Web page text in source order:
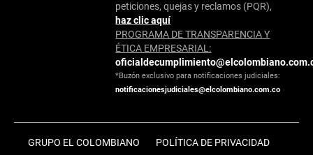
peticiones, quejas y reclamos (PQR),
haz clic aquí
PROGRAMA DE TRANSPARENCIA Y
ÉTICA EMPRESARIAL:
*Buzón exclusivo para notificaciones judiciales:
notificacionesjudiciales@elcolombiano.com.co
GRUPO EL COLOMBIANO POLÍTICA DE PRIVACIDAD